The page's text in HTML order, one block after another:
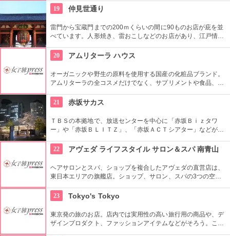
などを取り扱っている。
19 仲見世通り
雷門から宝蔵門までの200ｍくらいの間に90ものお店が庇を並
べています。人形焼き、雷おこしなどのお店があり、江戸情緒
20
アムリターラ ハウス
オーガニックや野生の原料を使用する国産の化粧品ブランド。
アムリターラの全コスメだけでなく、サプリメントや食品、雑
っている。
21 赤坂サカス
ＴＢＳの本拠地で、放送センターを中心に「赤坂Ｂｉｚタワ
ー」や「赤坂ＢＬＩＴＺ」、「赤坂ＡＣＴシアター」などが揃
22
アヴェダ ライフスタイル サロン＆スパ 南青山
ヘアサロンとスパ、ショップを複合したアヴェダの直営店は、
東日本エリアの旗艦店。ショップ、サロン、スパの3つの空間
豊かな時間の中、リラックスしてお過ごしいただけます。
23 Tokyo's Tokyo
東京発の旅のお店。店内では実用性の高い旅行用の商品や、デ
ザインプロダクト、ファッションアイテムなどがそろう。これ